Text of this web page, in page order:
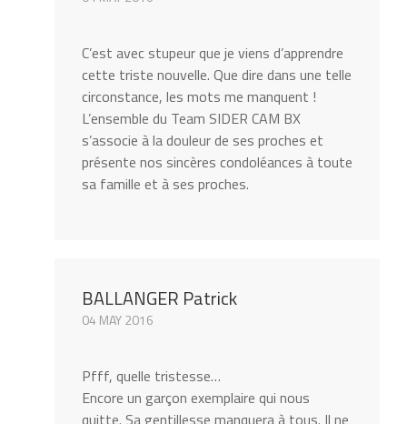
C’est avec stupeur que je viens d’apprendre
cette triste nouvelle. Que dire dans une telle
circonstance, les mots me manquent !
L’ensemble du Team SIDER CAM BX
s’associe à la douleur de ses proches et
présente nos sincères condoléances à toute
sa famille et à ses proches.
BALLANGER Patrick
04 MAY 2016
Pfff, quelle tristesse…
Encore un garçon exemplaire qui nous
quitte. Sa gentillesse manquera à tous. Il ne